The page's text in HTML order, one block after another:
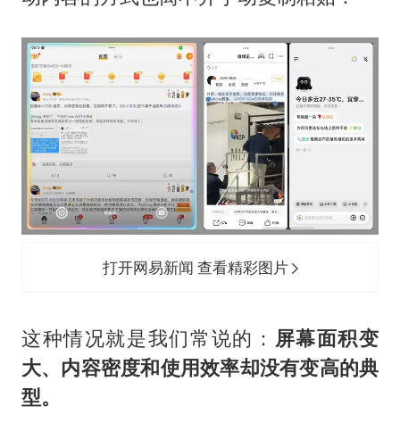
打开网易新闻 查看精彩图片
这种情况就是我们常说的： 屏幕面积变
大、内容密度和使用效率却没有变高的典
型。